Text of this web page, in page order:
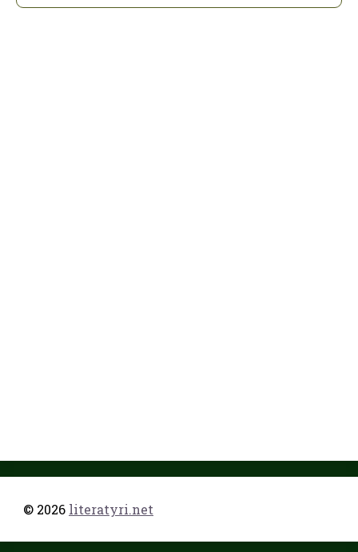
© 2026 literatyri.net